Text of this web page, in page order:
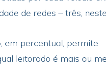
de redes – três,
em percentual, permite
leitorado é mais ou